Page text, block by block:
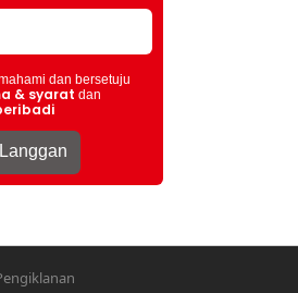
dan bersetuju
& syarat dan